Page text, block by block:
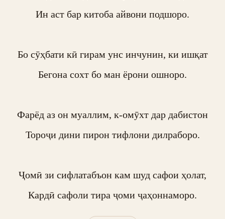
Ин аст бар китоба айвони подшоро.
Бо сӯҳбати кӣ гирам унс инчунин, ки ишқат
Бегона сохт бо ман ёрони ошноро.
Фарёд аз он муаллим, к-омӯхт дар дабистон
Тороҷи дини пирон тифлони дилраборо.
Ҷомӣ зи сифлатабъон кам шуд сафои ҳолат,
Кардӣ сафоли тира ҷоми ҷаҳоннаморо.